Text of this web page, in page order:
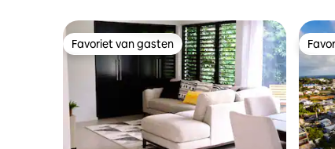
Favoriet van gasten
Favoriet van gasten